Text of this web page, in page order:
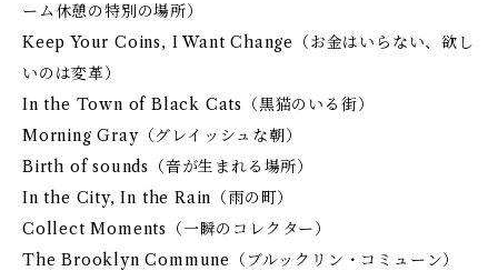
ーム休憩の特別の場所）
Keep Your Coins, I Want Change（お金はいらない、欲し
いのは変革）
In the Town of Black Cats（黒猫のいる街）
Morning Gray（グレイッシュな朝）
Birth of sounds（音が生まれる場所）
In the City, In the Rain（雨の町）
Collect Moments（一瞬のコレクター）
The Brooklyn Commune（ブルックリン・コミューン）